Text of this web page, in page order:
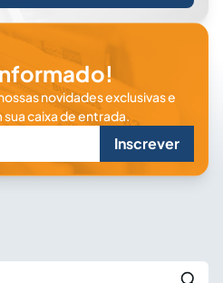
novidades exclusivas e
caixa de entrada.
Inscrever